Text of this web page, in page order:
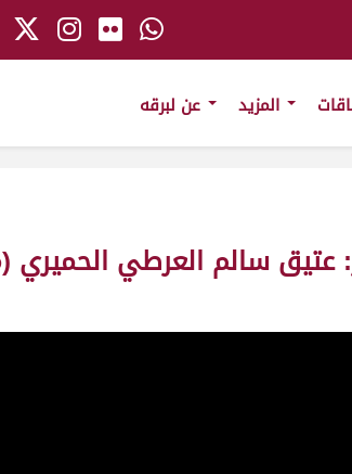
عتيق سالم العرطي الحميري